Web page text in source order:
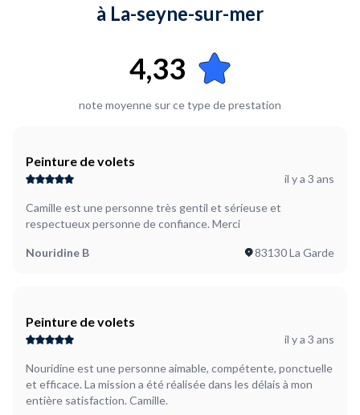
à La-seyne-sur-mer
4,33
note moyenne sur ce type de prestation
Peinture de volets
il y a 3 ans
Camille est une personne très gentil et sérieuse et
respectueux personne de confiance. Merci
Nouridine B 83130 La Garde
Peinture de volets
il y a 3 ans
Nouridine est une personne aimable, compétente, ponctuelle
et efficace. La mission a été réalisée dans les délais à mon
entière satisfaction. Camille.